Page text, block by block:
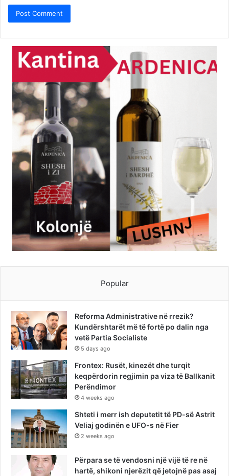
Popular
Reforma Administrative në rrezik?
Kundërshtarët më të fortë po dalin nga
vetë Partia Socialiste
5 days ago
Frontex: Rusët, kinezët dhe turqit
keqpërdorin regjimin pa viza të Ballkanit
Perëndimor
4 weeks ago
Shteti i merr ish deputetit të PD-së Astrit
Veliaj godinën e UFO-s në Fier
2 weeks ago
Përpara se të vendosni një vijë të re në
hartë, shikoni njerëzit që jetojnë pas asaj